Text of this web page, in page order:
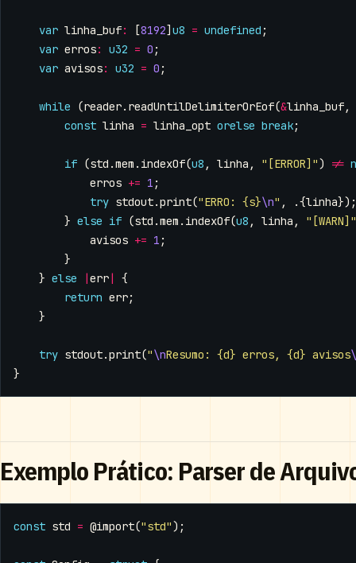
var linha_buf: [8192] u8 = undefined ;
var erros: u32 = 0 ;
var avisos: u32 = 0 ;
while (reader. readUntilDelimiterOrEof(&linha_buf,
const linha = linha_opt orelse break;
if (std .mem . indexOf(u8 , linha , "[ERROR]") !=
erros += 1 ;
try stdout.print("ERRO: {s}\n" , .{linha});
} else if (std .mem . indexOf(u8 , linha ,
"[WARN]"
avisos += 1 ;
}
} else |err|
{
return err;
}
try stdout.print("\nResumo: {d} erros, {d} avisos
}
Exemplo Prático: Parser de
const std = @import("std");